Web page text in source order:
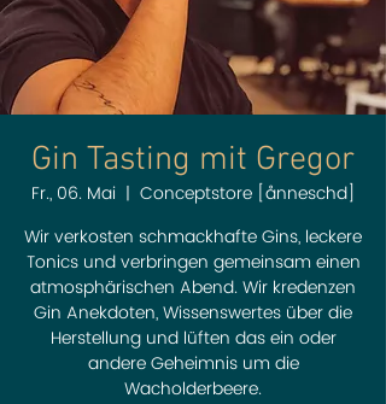
Gin Tasting mit Gregor
Fr., 06. Mai
  |
Conceptstore [ånneschd]
Wir verkosten schmackhafte Gins, leckere
Tonics und verbringen gemeinsam einen
atmosphärischen Abend. Wir kredenzen
Gin Anekdoten, Wissenswertes über die
Herstellung und lüften das ein oder
andere Geheimnis um die
Wacholderbeere.